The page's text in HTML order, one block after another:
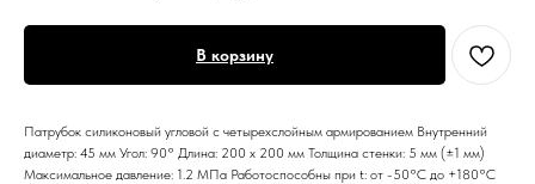
В корзину
Патрубок силиконовый угловой с четырехслойным армированием Внутренний
диаметр: 45 мм Угол: 90° Длина: 200 х 200 мм Толщина стенки: 5 мм (±1 мм)
Максимальное давление: 1.2 МПа Работоспособны при t: от -50°С до +180°С